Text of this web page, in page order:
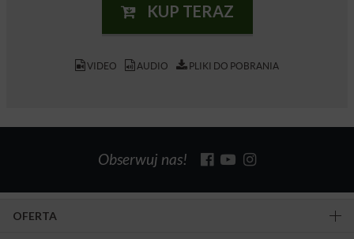
KUP TERAZ
VIDEO AUDIO PLIKI DO POBRANIA
Obserwuj nas!
OFERTA